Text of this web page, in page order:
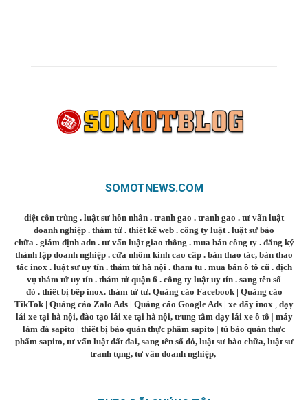
SOMOTNEWS.COM
diệt côn trùng . luật sư hôn nhân . tranh gao . tranh gao . tư vấn luật
doanh nghiệp . thám tử . thiết kế web . công ty luật . luật sư bào
chữa . giám định adn. tư vấn luật giao thông . mua bán công ty. đăng ký
thành lập doanh nghiệp . cửa nhôm kính cao cấp . bàn thao tác, bàn thao
tác inox . luật sư uy tín. thám tử hà nội . tham tu. mua bán ô tô cũ. dịch
vụ thám tử uy tín . thám tử quận 6 . công ty luật uy tín . sang tên sổ
đỏ . thiết bị bếp inox. thám tử tư. Quảng cáo Facebook| Quảng cáo
TikTok | Quảng cáo Zalo Ads | Quảng cáo Google Ads | xe đẩy inox
dạy
lái xe tại hà nội, đào tạo lái xe tại hà nội, trung tâm dạy lái xe ô tô | máy
làm đá sapito | thiết bị bảo quản thực phẩm sapito | tủ bảo quản thực
phẩm sapito, tư vấn luật đất đai, sang tên sổ đỏ, luật sư bào chữa, luật sư
tranh tụng, tư vấn doanh nghiệp,